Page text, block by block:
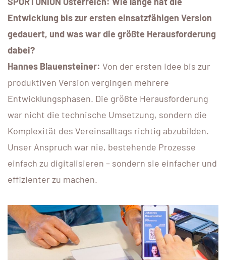
Entwicklung bis zur ersten einsatzfähigen Version
gedauert, und was war die größte Herausforderung
dabei?
Hannes Blauensteiner: Von der ersten Idee bis zur
produktiven Version vergingen mehrere
Entwicklungsphasen. Die größte Herausforderung
war nicht die technische Umsetzung, sondern die
Komplexität des Vereinsalltags richtig abzubilden.
Unser Anspruch war nie, bestehende Prozesse
einfach zu digitalisieren – sondern sie einfacher und
effizienter zu machen.